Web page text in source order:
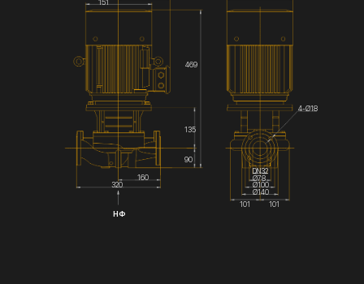
DN32
151
469
4-Ø18
135
90
160
320
Ø78
Ø100
Ø140
101
101
НФ